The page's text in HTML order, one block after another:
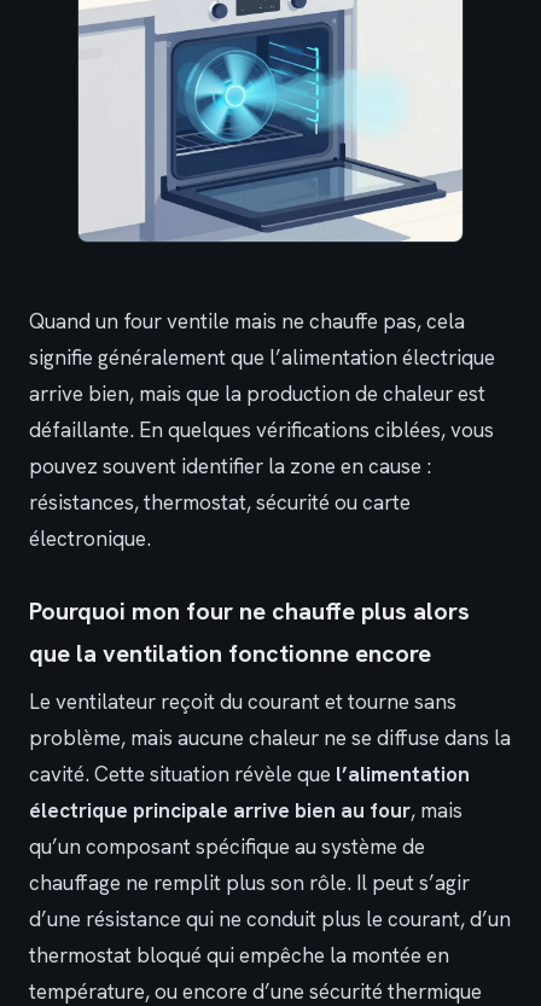
Quand un four ventile mais ne chauffe pas, cela
signifie généralement que l’alimentation électrique
arrive bien, mais que la production de chaleur est
défaillante. En quelques vérifications ciblées, vous
pouvez souvent identifier la zone en cause :
résistances, thermostat, sécurité ou carte
électronique.
Pourquoi mon four ne chauffe plus alors
que la ventilation fonctionne encore
Le ventilateur reçoit du courant et tourne sans
problème, mais aucune chaleur ne se diffuse dans la
cavité. Cette situation révèle que l’alimentation
électrique principale arrive bien au four, mais
qu’un composant spécifique au système de
chauffage ne remplit plus son rôle. Il peut s’agir
d’une résistance qui ne conduit plus le courant, d’un
thermostat bloqué qui empêche la montée en
température, ou encore d’une sécurité thermique